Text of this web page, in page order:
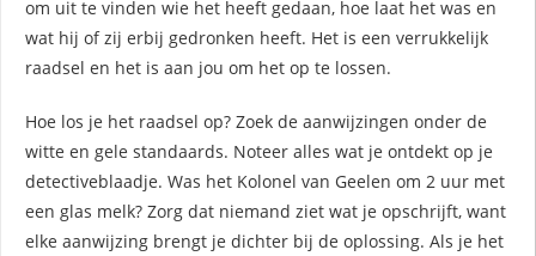
om uit te vinden wie het heeft gedaan, hoe laat het was en
wat hij of zij erbij gedronken heeft. Het is een verrukkelijk
raadsel en het is aan jou om het op te lossen.
Hoe los je het raadsel op? Zoek de aanwijzingen onder de
witte en gele standaards. Noteer alles wat je ontdekt op je
detectiveblaadje. Was het Kolonel van Geelen om 2 uur met
een glas melk? Zorg dat niemand ziet wat je opschrijft, want
elke aanwijzing brengt je dichter bij de oplossing. Als je het